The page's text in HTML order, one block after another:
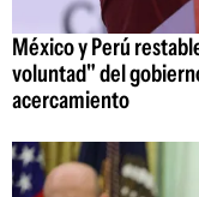
México y Perú
voluntad" del
acercamiento